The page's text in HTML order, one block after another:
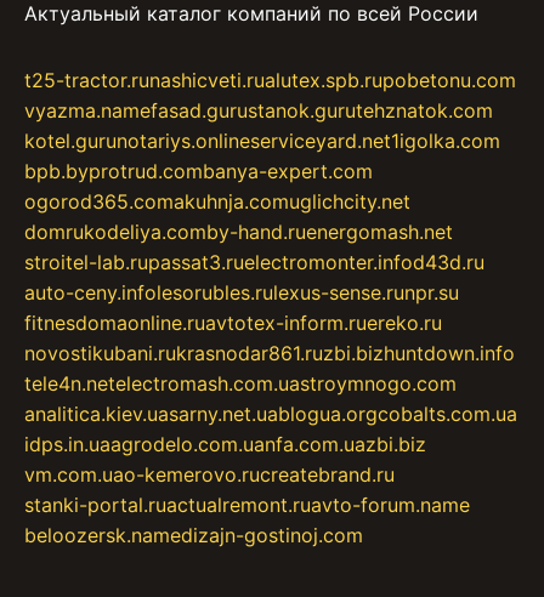
Актуальный каталог компаний по всей России
t25-tractor.runashicveti.rualutex.spb.rupobetonu.com
vyazma.namefasad.gurustanok.gurutehznatok.com
kotel.gurunotariys.onlineserviceyard.net1igolka.com
bpb.byprotrud.combanya-expert.com
ogorod365.comakuhnja.comuglichcity.net
domrukodeliya.comby-hand.ruenergomash.net
stroitel-lab.rupassat3.ruelectromonter.infod43d.ru
auto-ceny.infolesorubles.rulexus-sense.runpr.su
fitnesdomaonline.ruavtotex-inform.ruereko.ru
novostikubani.rukrasnodar861.ruzbi.bizhuntdown.info
tele4n.netelectromash.com.uastroymnogo.com
analitica.kiev.uasarny.net.uablogua.orgcobalts.com.ua
idps.in.uaagrodelo.com.uanfa.com.uazbi.biz
vm.com.uao-kemerovo.rucreatebrand.ru
stanki-portal.ruactualremont.ruavto-forum.name
beloozersk.namedizajn-gostinoj.com